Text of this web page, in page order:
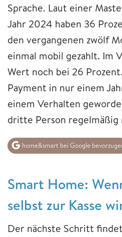
Sprache. Laut einer
Jahr 2024 haben 36
den vergangenen zwölf
einmal mobil gezahlt. Im
Wert noch bei 26
Payment in nur einem
einem Verhalten
dritte Person regelmäßig
home&smart bei Google
Smart Home:
selbst zur Kasse
Der nächste Schritt